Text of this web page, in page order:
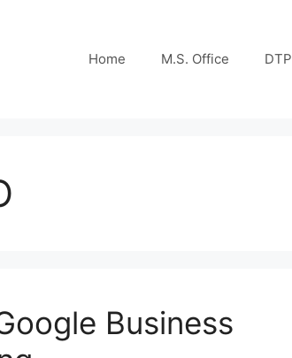
Home M.S. Office DTP
Business